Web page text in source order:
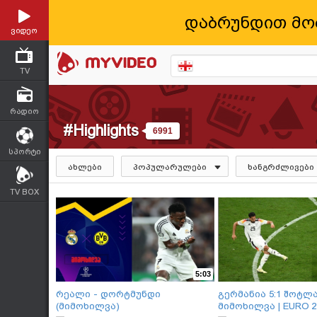
დაბრუნდით
ვიდეო
TV
რადიო
სპორტი
TV BOX
#Highlights 6991
ახლები პოპულარულები ხანგრძლივები
5:03
რეალი - დორტმუნდი
(მიმოხილვა)
გერმანია 5:1
მიმოხილვა | EURO